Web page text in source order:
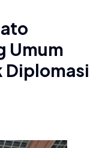
Umum
Diplomasi